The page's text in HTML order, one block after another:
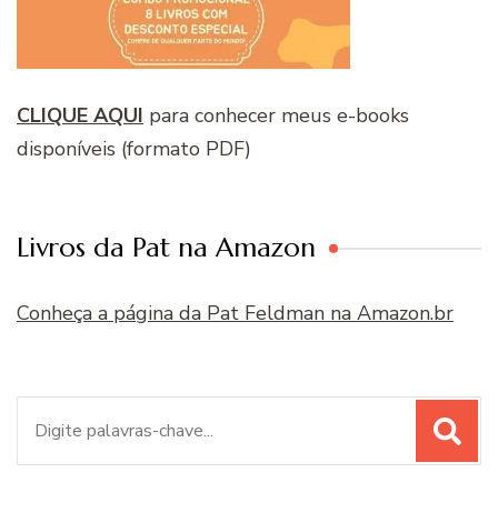
CLIQUE AQUI para conhecer meus e-books
disponíveis (formato PDF)
Livros da Pat na Amazon
Conheça a página da Pat Feldman na Amazon.br